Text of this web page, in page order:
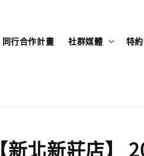
同行合作計畫 社群媒體 特
【新北新莊店】